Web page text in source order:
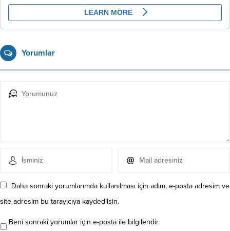
Yorumlar
Daha sonraki yorumlarımda kullanılması için adım, e-posta adresim ve
site adresim bu tarayıcıya kaydedilsin.
Beni sonraki yorumlar için e-posta ile bilgilendir.